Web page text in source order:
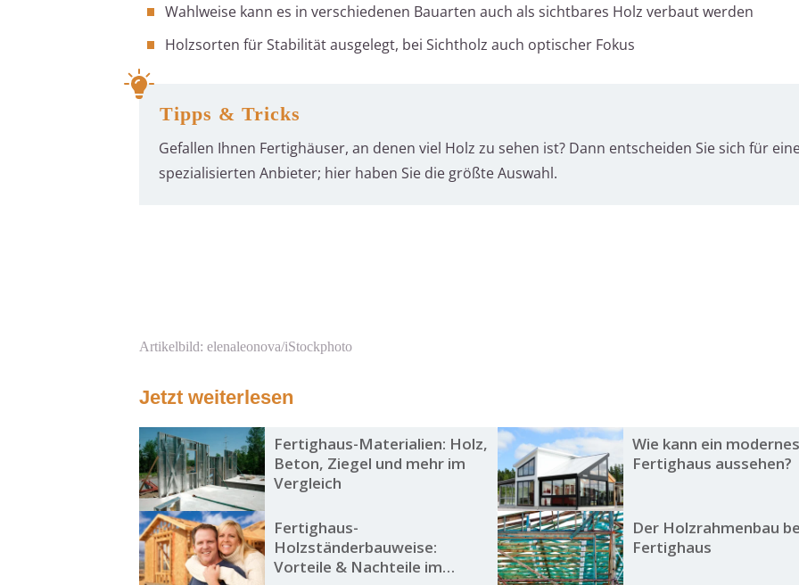
Wahlweise kann es in verschiedenen Bauarten auch als sichtbares Holz verbaut werden
Holzsorten für Stabilität ausgelegt, bei Sichtholz auch optischer Fokus
Tipps & Tricks
Gefallen Ihnen Fertighäuser, an denen viel Holz zu sehen ist? Dann entscheiden Sie sich für
spezialisierten Anbieter; hier haben Sie die größte Auswahl.
Artikelbild: elenaleonova/iStockphoto
Jetzt weiterlesen
Fertighaus-Materialien: Holz,
Beton, Ziegel und mehr im
Vergleich
Wie kann ein
Fertighaus aussehen?
Fertighaus-
Holzständerbauweise:
Vorteile & Nachteile im
Der Holzrahmenbau
Fertighaus